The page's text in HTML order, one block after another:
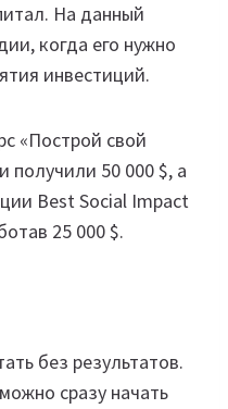
На данный
когда его нужно
инвестиций.
«Построй свой
получили 50 000 $, а
Best Social Impact
25 000 $.
без результатов.
сразу начать